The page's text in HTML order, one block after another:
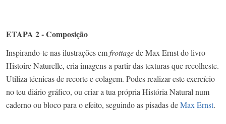
ETAPA 2 - Composição
Inspirando-te nas ilustrações emfrottagede Max Ernst do livro
Histoire Naturelle, cria imagens a partir das texturas que recolheste.
Utiliza técnicas de recorte e colagem. Podes realizar este exercício
no teu diário gráfico, ou criar a tua própria História Natural num
caderno ou bloco para o efeito, seguindo as pisadas deMax Ernst.